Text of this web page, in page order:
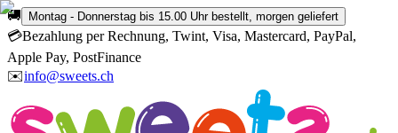
🚚 Montag - Donnerstag bis 15.00 Uhr bestellt, morgen geliefert
💳Bezahlung per Rechnung, Twint, Visa, Mastercard, PayPal,
Apple Pay, PostFinance
✉️info@sweets.ch